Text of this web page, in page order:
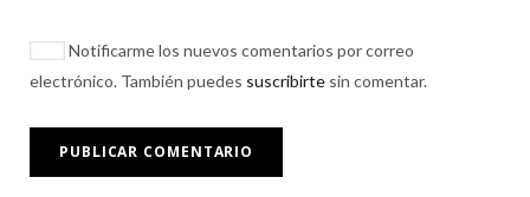
Notificarme los nuevos comentarios por correo
electrónico. También puedes suscribirte sin comentar.